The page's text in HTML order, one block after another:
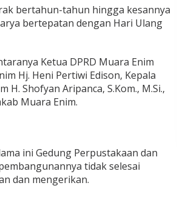
bertahun-tahun hingga kesannya
bertepatan dengan Hari Ulang
Ketua DPRD Muara Enim
Hj. Heni Pertiwi Edison, Kepala
Shofyan Aripanca, S.Kom., M.Si.,
Muara Enim.
ini Gedung Perpustakaan dan
tidak selesai
dan mengerikan.